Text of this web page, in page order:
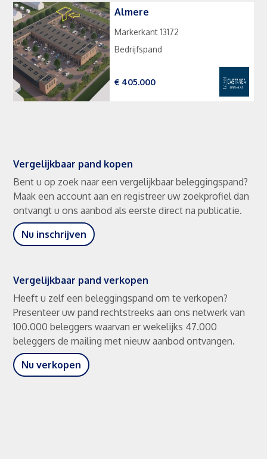
Almere
Markerkant 13172
Bedrijfspand
€ 405.000
Vergelijkbaar pand kopen
Bent u op zoek naar een vergelijkbaar beleggingspand?
Maak een account aan en registreer uw zoekprofiel dan
ontvangt u ons aanbod als eerste direct na publicatie.
Nu inschrijven
Vergelijkbaar pand verkopen
Heeft u zelf een beleggingspand om te verkopen?
Presenteer uw pand rechtstreeks aan ons netwerk van
100.000 beleggers waarvan er wekelijks 47.000
beleggers de mailing met nieuw aanbod ontvangen.
Nu verkopen